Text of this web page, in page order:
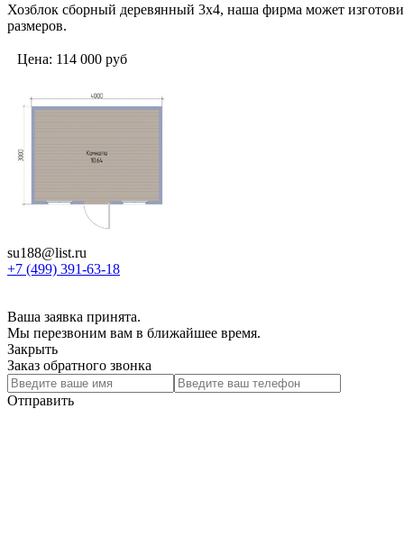
Хозблок сборный деревянный 3х4, наша фирма может
размеров.
Цена: 114 000 руб
su188@list.ru
+7 (499) 391-63-18
Ваша заявка принята.
Мы перезвоним вам в ближайшее время.
Закрыть
Заказ обратного звонка
Отправить